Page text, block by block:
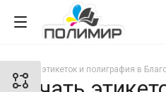
Печать этикеток и полиграфия в